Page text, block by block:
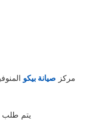
مركز صيانة بيكو
يتم طلب الصيانة عن طريق